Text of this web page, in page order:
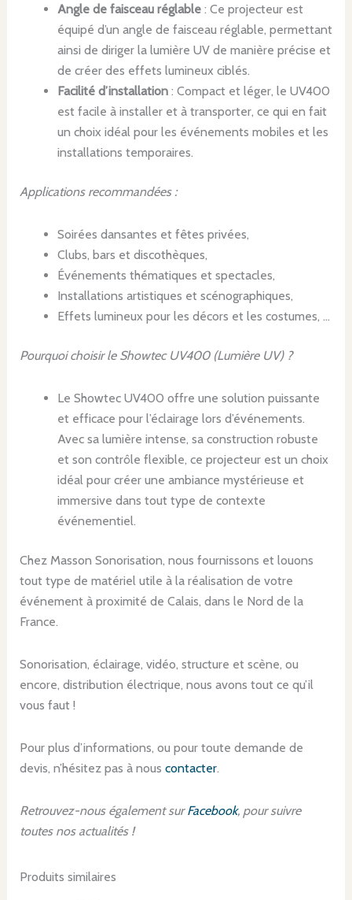
Angle de faisceau réglable: Ce projecteur est
équipé d’un angle de faisceau réglable, permettant
ainsi de diriger la lumière UV de manière précise et
de créer des effets lumineux ciblés.
Facilité d’installation: Compact et léger, le UV400
est facile à installer et à transporter, ce qui en fait
un choix idéal pour les événements mobiles et les
installations temporaires.
Applications recommandées :
Soirées dansantes et fêtes privées,
Clubs, bars et discothèques,
Événements thématiques et spectacles,
Installations artistiques et scénographiques,
Effets lumineux pour les décors et les costumes, …
Pourquoi choisir le Showtec UV400 (Lumière UV) ?
Le Showtec UV400 offre une solution puissante
et efficace pour l’éclairage lors d’événements.
Avec sa lumière intense, sa construction robuste
et son contrôle flexible, ce projecteur est un choix
idéal pour créer une ambiance mystérieuse et
immersive dans tout type de contexte
événementiel.
Chez Masson Sonorisation, nous fournissons et louons
tout type de matériel utile à la réalisation de votre
événement à proximité de Calais, dans le Nord de la
France.
Sonorisation, éclairage, vidéo, structure et scène, ou
encore, distribution électrique, nous avons tout ce qu’il
vous faut !
Pour plus d’informations, ou pour toute demande de
devis, n’hésitez pas à nous contacter.
Retrouvez-nous également surFacebook, pour suivre
toutes nos actualités !
Produits similaires